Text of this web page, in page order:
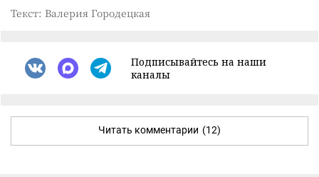
Текст: Валерия Городецкая
Подписывайтесь на наши
каналы
Читать комментарии (12)